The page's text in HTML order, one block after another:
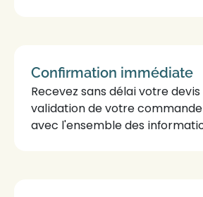
Confirmation immédiate
Recevez sans délai votredevis
validation de votre
avec l'ensemble des